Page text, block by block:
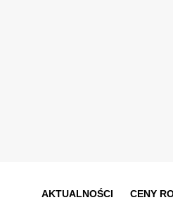
AKTUALNOŚCI CENY